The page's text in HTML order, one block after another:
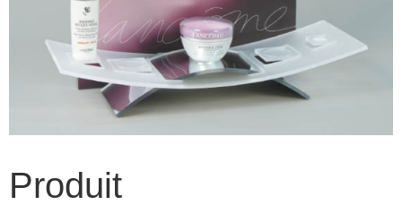
Produit